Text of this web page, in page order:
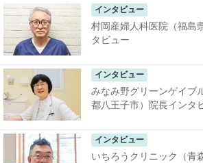
インタビュー
村岡産婦人科医院（福島
タビュー
インタビュー
みなみ野グリーンゲイブ
都八王子市）院長インタ
インタビュー
いちろうクリニック（青